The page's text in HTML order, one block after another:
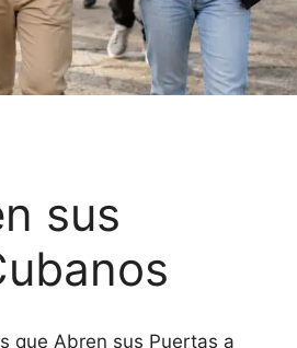
sus
que Abren sus Puertas a